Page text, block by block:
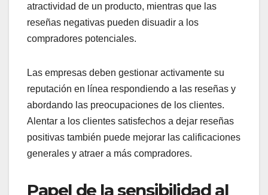
atractividad de un producto, mientras que las
reseñas negativas pueden disuadir a los
compradores potenciales.
Las empresas deben gestionar activamente su
reputación en línea respondiendo a las reseñas y
abordando las preocupaciones de los clientes.
Alentar a los clientes satisfechos a dejar reseñas
positivas también puede mejorar las calificaciones
generales y atraer a más compradores.
Papel de la sensibilidad al